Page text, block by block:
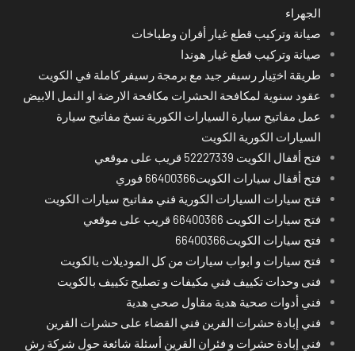
الجهراء
صيانة وتركيب قطع غيار أفران وطباخات
صيانة وتركيب قطع غيار هوندا
طريقة اختِيار رسيفر جيد مع برمجة رسيفر كاملة في الكويت
عقود سنوية لمكافحة الحشرات مكافحة الارضة او النمل الابيض
عمل مفاتيح سيارة السيارات الكورية نسخ مفاتيح سيارة
السيارات الكورية الكويت
فتح أقفال الكويت 52227339 قريب على موقعي
فتح أقفال سيارات الكويت66400366 فوري
فتح سيارات السيارات الكورية فني مفاتيح سيارات الكويت
فتح سيارات الكويت 66400366 قريب على موقعي
فتح سيارات الكويت66400366
فتح سيارات و ابواب سيارات من كل الموديلات بالكويت
فنى وحدات تكييف فني مكيفات و تصليح تكييف بالكويت
فني أدوات صحية هدية مقاول صحي هدية
فني إبادة حشرات القرين فني القضاء على حشرات القرين
فني إبادة حشرات و فئران القرين أسئلة شائعة حول شركة رش